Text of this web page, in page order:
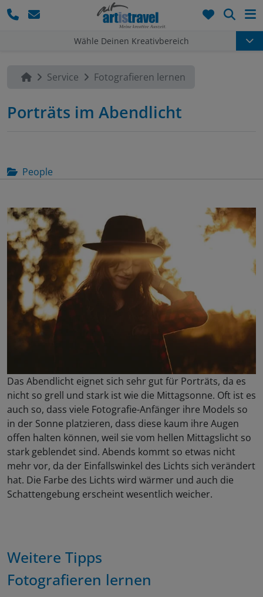
Wähle Deinen Kreativbereich
Service Fotografieren lernen
Porträts im Abendlicht
People
Das Abendlicht eignet sich sehr gut für Porträts, da es
nicht so grell und stark ist wie die Mittagsonne. Oft ist es
auch so, dass viele Fotografie-Anfänger ihre Models so
in der Sonne platzieren, dass diese kaum ihre Augen
offen halten können, weil sie vom hellen Mittagslicht so
stark geblendet sind. Abends kommt so etwas nicht
mehr vor, da der Einfallswinkel des Lichts sich verändert
hat. Die Farbe des Lichts wird wärmer und auch die
Schattengebung erscheint wesentlich weicher.
Weitere Tipps
Fotografieren lernen